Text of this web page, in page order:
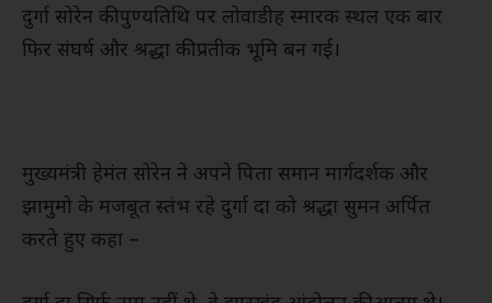
दुर्गा सोरेन की पुण्यतिथि पर लोवाडीह स्मारक स्थल एक बार
फिर संघर्ष और श्रद्धा की प्रतीक भूमि बन गई।
मुख्यमंत्री हेमंत सोरेन ने अपने पिता समान मार्गदर्शक और
झामुमो के मजबूत स्तंभ रहे दुर्गा दा को श्रद्धा सुमन अर्पित
करते हुए कहा –